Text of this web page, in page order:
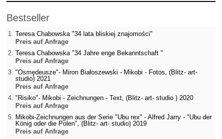
Bestseller
Teresa Chabowska "34 lata bliskiej znajomości"
Preis auf Anfrage
Teresa Chabowska "34 Jahre enge Bekanntschaft "
Preis auf Anfrage
"Osmędeusze"- Miron Białoszewski - Mikobi - Fotos, (Blitz- art-
studio) 2021
Preis auf Anfrage
"Risiko"- Mikobi - Zeichnungen - Text, (Blitz- art- studio ) 2020
Preis auf Anfrage
Mikobi-Zeichnungen aus der Serie "Ubu rex" - Alfred Jarry - "Ubu der
König oder die Polen", (Blitz- art- studio) 2019
Preis auf Anfrage